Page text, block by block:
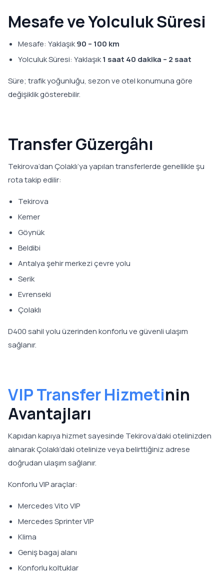
Mesafe ve Yolculuk Süresi
Mesafe: Yaklaşık90 – 100 km
Yolculuk Süresi: Yaklaşık1 saat 40 dakika – 2 saat
Süre; trafik yoğunluğu, sezon ve otel konumuna göre
değişiklik gösterebilir.
Transfer Güzergâhı
Tekirova’dan Çolaklı’ya yapılan transferlerde genellikle şu
rota takip edilir:
Tekirova
Kemer
Göynük
Beldibi
Antalya şehir merkezi çevre yolu
Serik
Evrenseki
Çolaklı
D400 sahil yolu üzerinden konforlu ve güvenli ulaşım
sağlanır.
VIP Transfer Hizmetinin
Avantajları
Kapıdan kapıya hizmet sayesinde Tekirova’daki otelinizden
alınarak Çolaklı’daki otelinize veya belirttiğiniz adrese
doğrudan ulaşım sağlanır.
Konforlu VIP araçlar:
Mercedes Vito VIP
Mercedes Sprinter VIP
Klima
Geniş bagaj alanı
Konforlu koltuklar